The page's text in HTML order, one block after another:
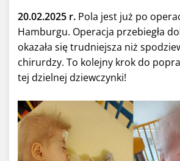
20.02.2025 r. Pola jest już po
Hamburgu. Operacja przebiegła
okazała się trudniejsza niż
chirurdzy. To kolejny krok do
tej dzielnej dziewczynki!